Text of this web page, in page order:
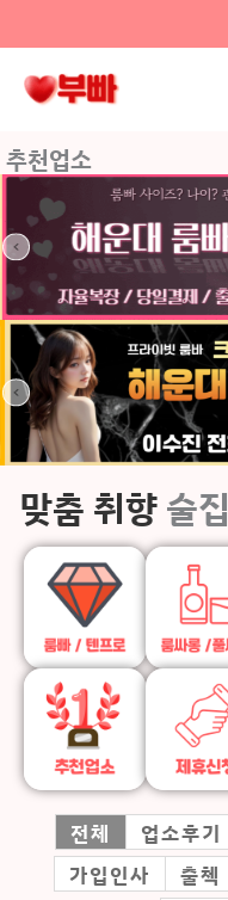
건너뛰기
추천업소
맞춤 취향 술집
전체 업소후기
가입인사
출첵